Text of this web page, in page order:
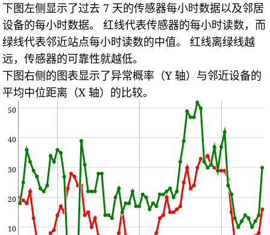
下图左侧显示了过去 7 天的传感器每小时数据以及邻居
设备的每小时数据。
红线代表传感器的每小时读数，而
绿线代表邻近站点每小时读数的中值。
红线离绿线越
远，传感器的可靠性就越低。
下图右侧的图表显示了异常概率（Y 轴）与邻近设备的
平均中位距离（X 轴）的比较。
10
20
30
40
50